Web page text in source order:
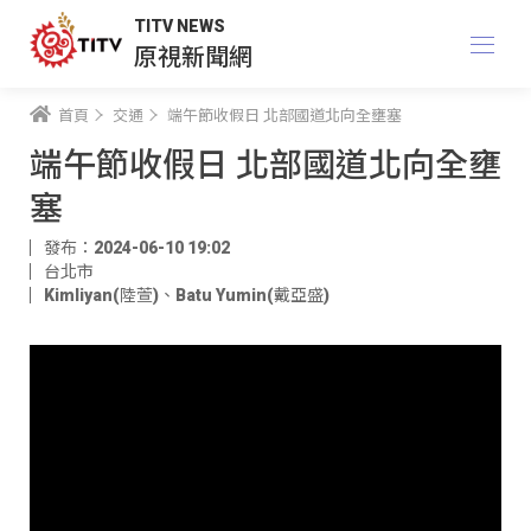
TITV NEWS
原視新聞網
首頁 交通 端午節收假日 北部國道北向全壅塞
端午節收假日 北部國道北向全壅
塞
發布：2024-06-10 19:02
台北市
Kimliyan(陸萱) 、 Batu Yumin(戴亞盛)